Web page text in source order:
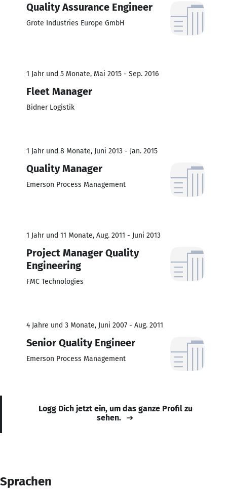
Quality Assurance Engineer
Grote Industries Europe GmbH
1 Jahr und 5 Monate, Mai 2015 - Sep. 2016
Fleet Manager
Bidner Logistik
1 Jahr und 8 Monate, Juni 2013 - Jan. 2015
Quality Manager
Emerson Process Management
1 Jahr und 11 Monate, Aug. 2011 - Juni 2013
Project Manager Quality
Engineering
FMC Technologies
4 Jahre und 3 Monate, Juni 2007 - Aug. 2011
Senior Quality Engineer
Emerson Process Management
Logg Dich jetzt ein, um das ganze Profil zu
sehen.
Sprachen